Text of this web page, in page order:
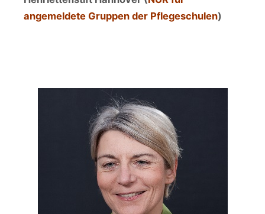
angemeldete Gruppen der Pflegeschulen)